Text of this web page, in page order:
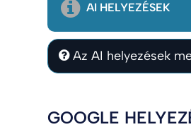
AI HELYEZÉSEK
Az AI helyezések
GOOGLE